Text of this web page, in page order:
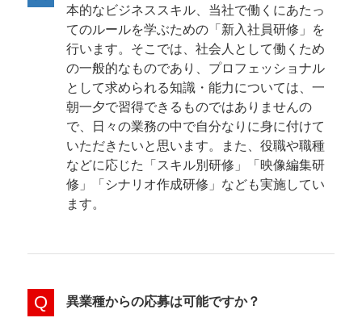
本的なビジネススキル、当社で働くにあたっ
てのルールを学ぶための「新入社員研修」を
行います。そこでは、社会人として働くため
の一般的なものであり、プロフェッショナル
として求められる知識・能力については、一
朝一夕で習得できるものではありませんの
で、日々の業務の中で自分なりに身に付けて
いただきたいと思います。また、役職や職種
などに応じた「スキル別研修」「映像編集研
修」「シナリオ作成研修」なども実施してい
ます。
異業種からの応募は可能ですか？